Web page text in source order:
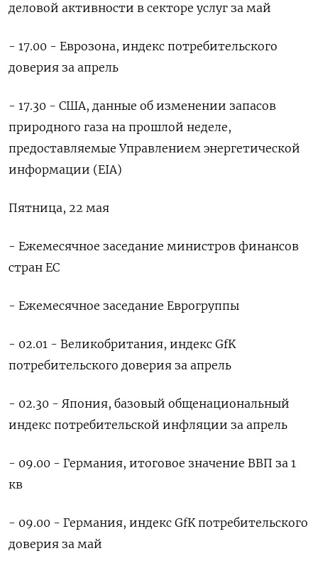
деловой активности в секторе услуг за май
- 17.00 - Еврозона, индекс потребительского
доверия за апрель
- 17.30 - США, данные об изменении запасов
природного газа на прошлой неделе,
предоставляемые Управлением энергетической
информации (EIA)
Пятница, 22 мая
- Ежемесячное заседание министров финансов
стран ЕС
- Ежемесячное заседание Еврогруппы
- 02.01 - Великобритания, индекс GfK
‌потребительского доверия за апрель
- 02.30 - Япония, базовый общенациональный
индекс потребительской инфляции за апрель
- 09.00 - Германия, итоговое значение ВВП за 1
кв
- 09.00 - Германия, индекс GfK потребительского
доверия за май